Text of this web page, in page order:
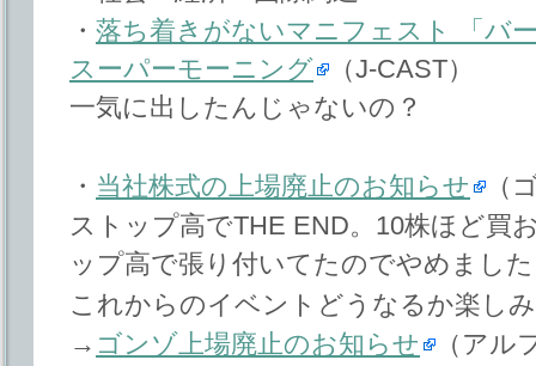
・ 落ち着きがないマニフェスト 「バ
スーパーモーニング
（J-CAST）
一気に出したんじゃないの？
・ 当社株式の上場廃止のお知らせ
（
ストップ高でTHE END。10株ほど買
ップ高で張り付いてたのでやめまし
これからのイベントどうなるか楽し
→ ゴンゾ上場廃止のお知らせ （アル